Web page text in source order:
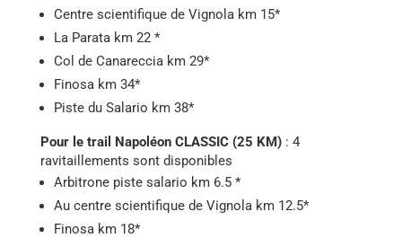
Centre scientifique de Vignola km 15*
La Parata km 22 *
Col de Canareccia km 29*
Finosa km 34*
​Piste du Salario km 38*
Pour le trail Napoléon CLASSIC (25 KM): 4
ravitaillements sont disponibles
Arbitrone piste salario km 6.5 *
Au centre scientifique de Vignola km 12.5*
Finosa km 18*